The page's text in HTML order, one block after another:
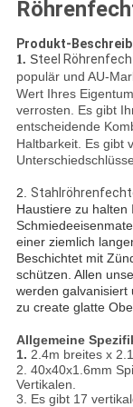
Produkt-
1. Steel
populär und AU-
Wert Ihres
verrosten. Es gibt
entscheidende
Haltbarkeit. Es gibt
2.
Haustiere zu halten
einer ziemlich
Beschichtet mit
schützen. Allen
werden galvanisiert
zu createglatte
Allgemeine
1. 2.4m breites x
2. 40x40x1.6mm
Vertikalen.
3. Es gibt 17